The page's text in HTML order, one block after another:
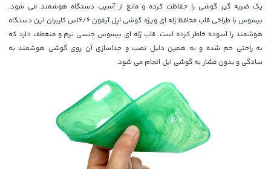
یک ضربه گیر گوشی را حفاظت کرده و مانع از آسیب دستگاه هوشمند می شود.
بیسوس با طراخی قاب محافظ ژله ای ویژه گوشی اپل آیفون 6/6اس کاربران این دستگاه
هوشمند را آسوده خاطر کرده است. قاب ژله ای بیسوس جنسی نرم و منعطف دارد که
به راحتی خم شده و به همین دلیل نصب و جداسازی آن روی گوشی هوشمند به
سادگی و بدون فشار به گوشی اپل انجام می شود.